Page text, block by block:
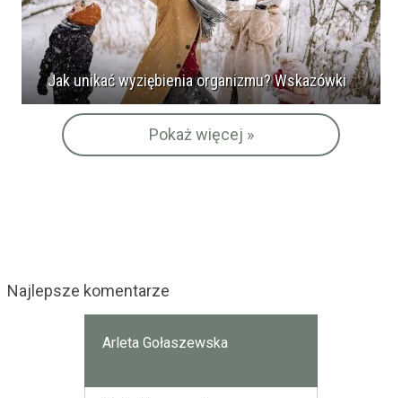
Jak unikać wyziębienia organizmu? Wskazówki
Pokaż więcej »
Najlepsze komentarze
Arleta Gołaszewska